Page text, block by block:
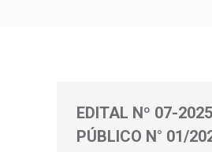
EDITAL Nº 07-
PÚBLICO N° 01/